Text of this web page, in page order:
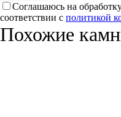
Соглашаюсь на
соответствии с политикой
Похожие